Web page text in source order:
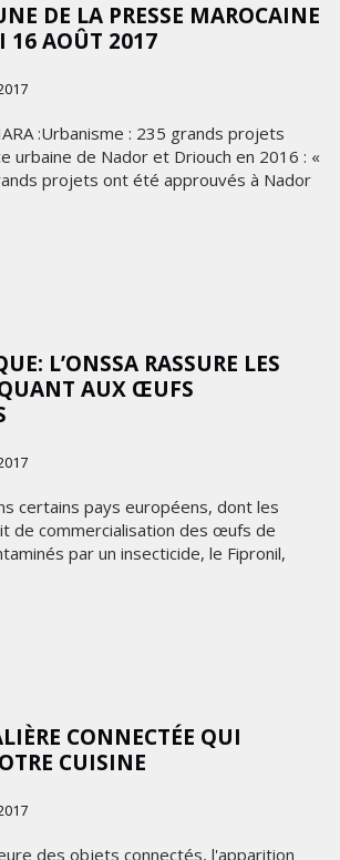
DE LA PRESSE MAROCAINE
16 AOÛT 2017
:Urbanisme : 235 grands projets
urbaine de Nador et Driouch en 2016 : «
projets ont été approuvés à Nador
L’ONSSA RASSURE LES
AUX ŒUFS
certains pays européens, dont les
de commercialisation des œufs de
par un insecticide, le Fipronil,
CONNECTÉE QUI
CUISINE
des objets connectés, l'apparition